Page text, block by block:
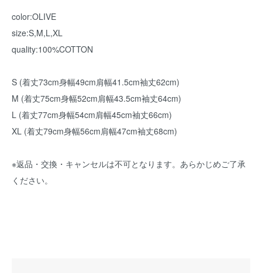
color:OLIVE
size:S,M,L,XL
quality:100%COTTON
S (着丈73cm身幅49cm肩幅41.5cm袖丈62cm)
M (着丈75cm身幅52cm肩幅43.5cm袖丈64cm)
L (着丈77cm身幅54cm肩幅45cm袖丈66cm)
XL (着丈79cm身幅56cm肩幅47cm袖丈68cm)
※返品・交換・キャンセルは不可となります。あらかじめご了承
ください。